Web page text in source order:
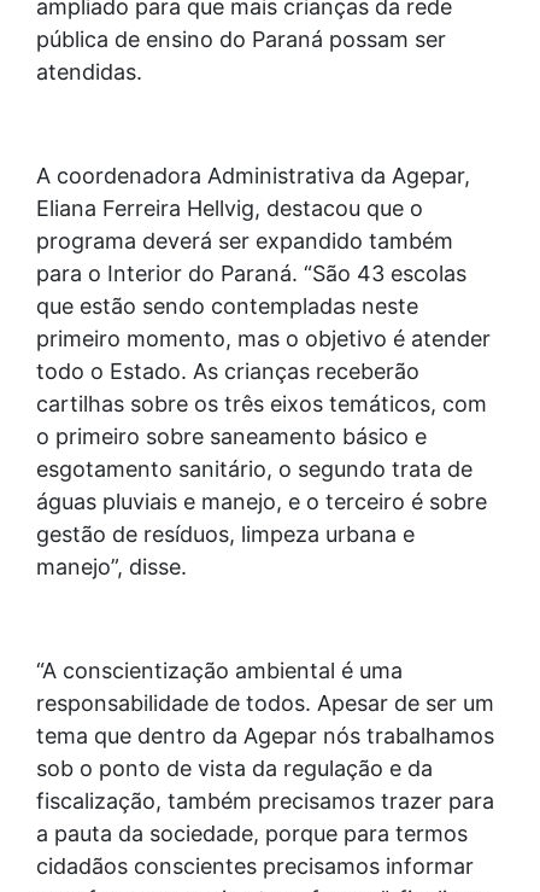
ampliado para que mais crianças da rede
pública de ensino do Paraná possam ser
atendidas.
A coordenadora Administrativa da Agepar,
Eliana Ferreira Hellvig, destacou que o
programa deverá ser expandido também
para o Interior do Paraná. “São 43 escolas
que estão sendo contempladas neste
primeiro momento, mas o objetivo é atender
todo o Estado. As crianças receberão
cartilhas sobre os três eixos temáticos, com
o primeiro sobre saneamento básico e
esgotamento sanitário, o segundo trata de
águas pluviais e manejo, e o terceiro é sobre
gestão de resíduos, limpeza urbana e
manejo”, disse.
“A conscientização ambiental é uma
responsabilidade de todos. Apesar de ser um
tema que dentro da Agepar nós trabalhamos
sob o ponto de vista da regulação e da
fiscalização, também precisamos trazer para
a pauta da sociedade, porque para termos
cidadãos conscientes precisamos informar